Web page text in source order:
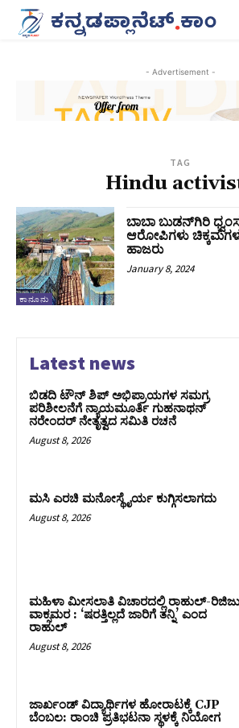
- Advertisement -
TAG
Hindu
ಕಾನೂನು
ಬಾಬಾ ಬುಡನ್‌ಗಿರಿ
ಆರೋಪಿಗಳು
ಹಾಜರು
January 8, 2024
Latest news
ಬಿಡದಿ ಟೌನ್ ಶಿಪ್ ಅಭಿಪ್ರಾಯಗಳ ಸಮಗ್ರ
ಪರಿಶೀಲನೆಗೆ ನ್ಯಾಯಮೂರ್ತಿ ಗುಹನಾಥನ್
ನರೇಂದರ್ ನೇತೃತ್ವದ ಸಮಿತಿ ರಚನೆ
August 8, 2026
ಮಸಿ ಎರಚಿ ಮನೋಸ್ಥೈರ್ಯ ಕುಗ್ಗಿಸಲಾಗದು
August 8, 2026
ಮಹಿಳಾ ಮೀಸಲಾತಿ ವಿಚಾರದಲ್ಲಿ ರಾಹುಲ್‌-ರಿಜಿಜು
ವಾಕ್ಸಮರ : ‘ಷರತ್ತಿಲ್ಲದೆ ಜಾರಿಗೆ ತನ್ನಿ’ ಎಂದ
ರಾಹುಲ್‌
August 8, 2026
ಜಾರ್ಖಂಡ್‌ ವಿದ್ಯಾರ್ಥಿಗಳ ಹೋರಾಟಕ್ಕೆ CJP
ಬೆಂಬಲ: ರಾಂಚಿ ಪ್ರತಿಭಟನಾ ಸ್ಥಳಕ್ಕೆ ನಿಯೋಗ